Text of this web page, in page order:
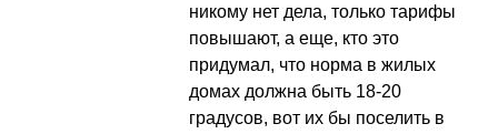
никому нет дела, только тарифы
повышают, а еще, кто это
придумал, что норма в жилых
домах должна быть 18-20
градусов, вот их бы поселить в